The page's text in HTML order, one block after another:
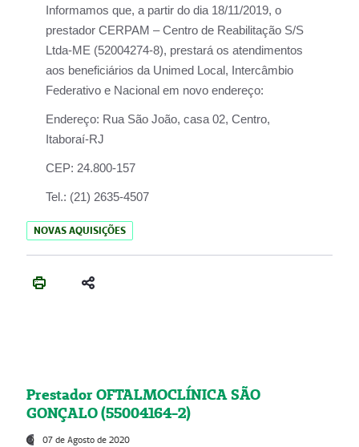
Informamos que, a partir do dia 18/11/2019, o
prestador CERPAM – Centro de Reabilitação S/S
Ltda-ME (52004274-8), prestará os atendimentos
aos beneficiários da Unimed Local, Intercâmbio
Federativo e Nacional em novo endereço:
Endereço: Rua São João, casa 02, Centro,
Itaboraí-RJ
CEP: 24.800-157
Tel.: (21) 2635-4507
NOVAS AQUISIÇÕES
Prestador OFTALMOCLÍNICA SÃO
GONÇALO (55004164-2)
07 de Agosto de 2020